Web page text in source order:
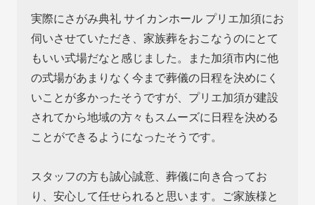
実際にさがみ典礼 サイカンホール プリエ加須にお
伺いさせていただき、家族葬をおこなうのにとて
もいい式場だなと感じました。また加須市内に他
の式場があまりなく今まで葬儀の日程を決めにく
いことが多かったそうですが、プリエ加須が建設
されてから地域の方々もスムーズに日程を決める
ことができるようになったそうです。
スタッフの方も誠心誠意、葬儀に向き合ってお
り、安心して任せられると思います。ご家族様と